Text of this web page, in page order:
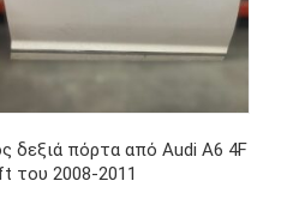
δεξιά πόρτα από Audi A6 4F
του 2008-2011